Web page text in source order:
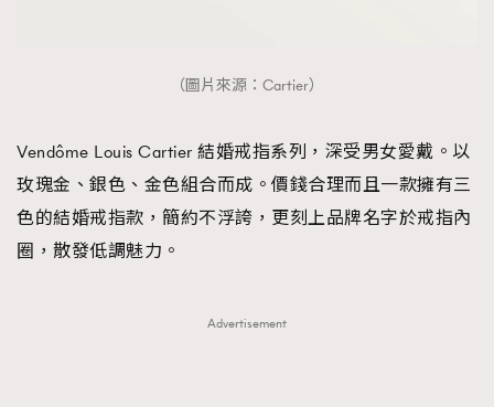
（圖片來源：Cartier）
Vendôme Louis Cartier 結婚戒指系列，深受男女愛戴。以
玫瑰金、銀色、金色組合而成。價錢合理而且一款擁有三
色的結婚戒指款，簡約不浮誇，更刻上品牌名字於戒指內
圈，散發低調魅力。
Advertisement